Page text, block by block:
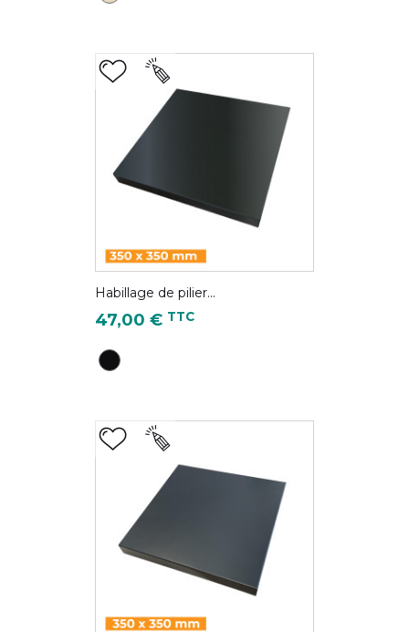
Habillage de pilier...
Prix
47,00 € TTC
Noir - RAL 9005S